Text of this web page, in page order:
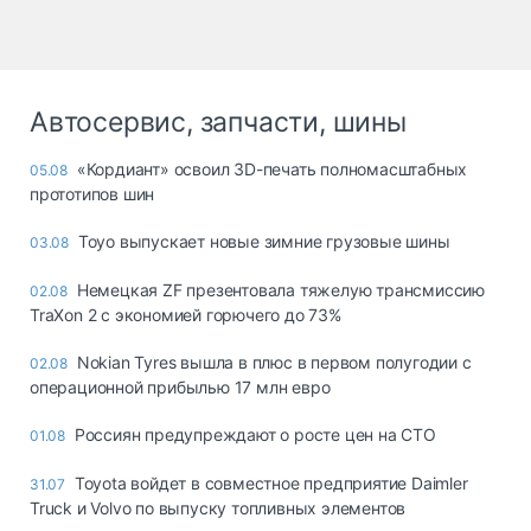
Автосервис, запчасти, шины
05.08 «Кордиант» освоил 3D-печать полномасштабных
прототипов шин
03.08 Toyo выпускает новые зимние грузовые шины
02.08 Немецкая ZF презентовала тяжелую трансмиссию
TraXon 2 с экономией горючего до 73%
02.08 Nokian Tyres вышла в плюс в первом полугодии с
операционной прибылью 17 млн евро
01.08 Россиян предупреждают о росте цен на СТО
31.07 Toyota войдет в совместное предприятие Daimler
Truck и Volvo по выпуску топливных элементов